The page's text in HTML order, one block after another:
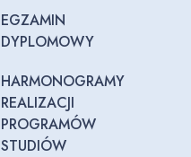
EGZAMIN
DYPLOMOWY
HARMONOGRAMY
REALIZACJI
PROGRAMÓW
STUDIÓW